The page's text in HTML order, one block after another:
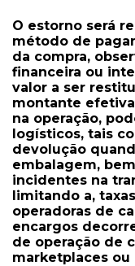
O estorno será
método de
da compra,
financeira ou
valor a ser
montante
na operação,
logísticos, tais
devolução
embalagem,
incidentes na
limitando a,
operadoras de
encargos
de operação de
marketplaces